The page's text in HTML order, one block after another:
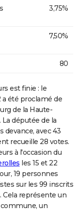
3,75%
7,50%
80
est finie : le
a été proclamé de
de la Haute-
députée de la
devance, avec 43
recueille 28 votes.
à l'occasion du
les 15 et 22
19 personnes
sur les 99 inscrits
Cela représente un
commune, un